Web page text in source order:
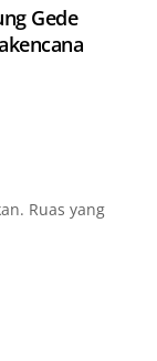
Gede
Ruas yang